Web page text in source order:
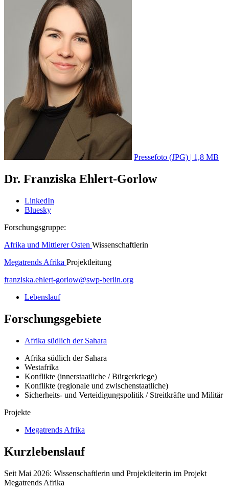
Pressefoto (JPG) | 1,8 MB
Dr. Franziska Ehlert-Gorlow
LinkedIn
Bluesky
Forschungsgruppe:
Afrika und Mittlerer Osten Wissenschaftlerin
Megatrends Afrika Projektleitung
franziska.ehlert-gorlow@swp-berlin.org
Lebenslauf
Forschungsgebiete
Afrika südlich der Sahara
Afrika südlich der Sahara
Westafrika
Konflikte (innerstaatliche / Bürgerkriege)
Konflikte (regionale und zwischenstaatliche)
Sicherheits- und Verteidigungspolitik / Streitkräfte und Militär
Projekte
Megatrends Afrika
Kurzlebenslauf
Seit Mai 2026: Wissenschaftlerin und Projektleiterin im Projekt
Megatrends Afrika